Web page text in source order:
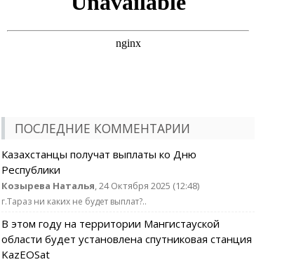
ПОСЛЕДНИЕ КОММЕНТАРИИ
Казахстанцы получат выплаты ко Дню
Республики
Козырева Наталья, 24 Октября 2025 (12:48)
г.Тараз ни каких не будет выплат?..
В этом году на территории Мангистауской
области будет установлена спутниковая станция
KazEOSat